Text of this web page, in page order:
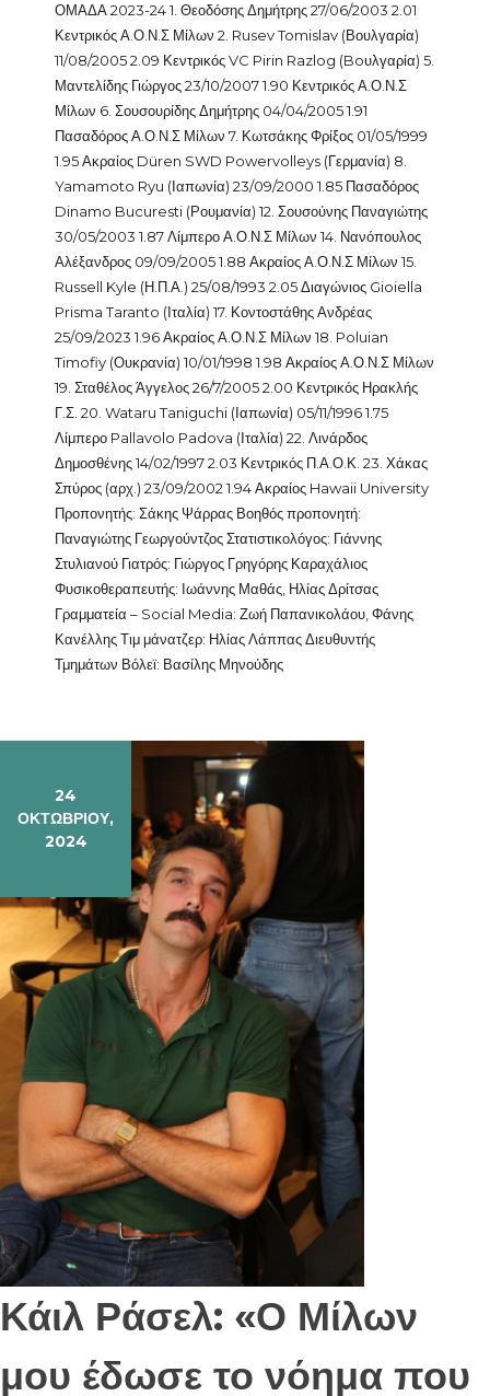
ΟΜΑΔΑ 2023-24 1. Θεοδόσης Δημήτρης 27/06/2003 2.01
Κεντρικός Α.Ο.Ν.Σ Μίλων 2. Rusev Tomislav (Βουλγαρία)
11/08/2005 2.09 Κεντρικός VC Pirin Razlog (Boυλγαρία) 5.
Μαντελίδης Γιώργος 23/10/2007 1.90 Κεντρικός Α.Ο.Ν.Σ
Μίλων 6. Σουσουρίδης Δημήτρης 04/04/2005 1.91
Πασαδόρος Α.Ο.Ν.Σ Μίλων 7. Κωτσάκης Φρίξος 01/05/1999
1.95 Ακραίος Düren SWD Powervolleys (Γερμανία) 8.
Yamamoto Ryu (Ιαπωνία) 23/09/2000 1.85 Πασαδόρος
Dinamo Bucuresti (Ρουμανία) 12. Σουσούνης Παναγιώτης
30/05/2003 1.87 Λίμπερο Α.Ο.Ν.Σ Μίλων 14. Νανόπουλος
Αλέξανδρος 09/09/2005 1.88 Ακραίος Α.Ο.Ν.Σ Μίλων 15.
Russell Kyle (Η.Π.Α.) 25/08/1993 2.05 Διαγώνιος Gioiella
Prisma Taranto (Ιταλία) 17. Κοντοστάθης Ανδρέας
25/09/2023 1.96 Ακραίος Α.Ο.Ν.Σ Μίλων 18. Poluian
Timofiy (Ουκρανία) 10/01/1998 1.98 Ακραίος Α.Ο.Ν.Σ Μίλων
19. Σταθέλος Άγγελος 26/7/2005 2.00 Κεντρικός Ηρακλής
Γ.Σ. 20. Wataru Taniguchi (Ιαπωνία) 05/11/1996 1.75
Λίμπερο Pallavolo Padova (Ιταλία) 22. Λινάρδος
Δημοσθένης 14/02/1997 2.03 Κεντρικός Π.Α.Ο.Κ. 23. Χάκας
Σπύρος (αρχ.) 23/09/2002 1.94 Ακραίος Hawaii University
Προπονητής: Σάκης Ψάρρας Βοηθός προπονητή:
Παναγιώτης Γεωργούντζος Στατιστικολόγος: Γιάννης
Στυλιανού Γιατρός: Γιώργος Γρηγόρης Καραχάλιος
Φυσικοθεραπευτής: Ιωάννης Μαθάς, Ηλίας Δρίτσας
Γραμματεία – Social Media: Ζωή Παπανικολάου, Φάνης
Κανέλλης Τιμ μάνατζερ: Ηλίας Λάππας Διευθυντής
Τμημάτων Βόλεϊ: Βασίλης Μηνούδης
24
ΟΚΤΩΒΡΊΟΥ,
2024
Κάιλ Ράσελ: «Ο Μίλων
μου έδωσε το νόημα που